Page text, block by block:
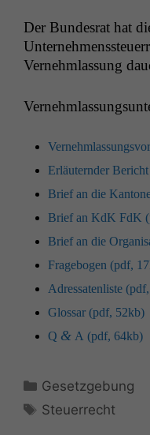
Der Bun­desrat hat
Vernehm­las­sung
Erläutern­der
Brief an die
Brief an KdK FdK
Brief an die
Frage­bo­gen (pdf,
Adres­saten­liste
Glos­sar (pdf, 52kb)
Q & A (pdf, 64kb)
Kategorien
Gesetzgebung
Schlagwörter
Steuerrecht